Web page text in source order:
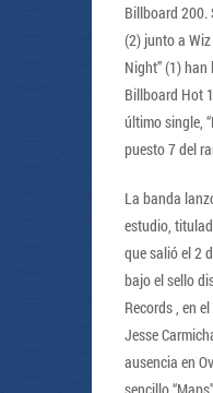
Billboard 200.
(2) junto a
Night” (1)
Billboard Hot
último single,
puesto 7 del
La banda
estudio,
que salió el 2
bajo el sello
Records , en
Jesse
ausencia en